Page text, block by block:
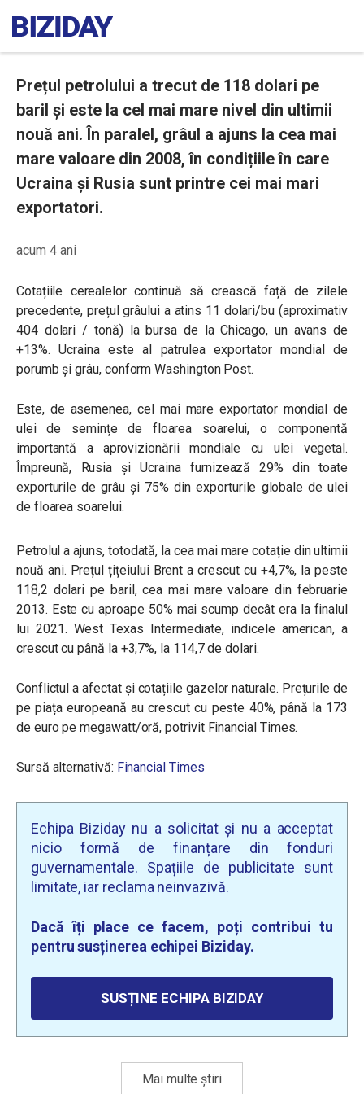
Prețul petrolului a trecut de 118 dolari pe
baril și este la cel mai mare nivel din ultimii
nouă ani. În paralel, grâul a ajuns la cea mai
mare valoare din 2008, în condițiile în care
Ucraina și Rusia sunt printre cei mai mari
exportatori.
acum 4 ani
Cotațiile cerealelor continuă să crească față de zilele
precedente, prețul grâului a atins 11 dolari/bu (aproximativ
404 dolari / tonă) la bursa de la Chicago, un avans de
+13%. Ucraina este al patrulea exportator mondial de
porumb și grâu, conform Washington Post.
Este, de asemenea, cel mai mare exportator mondial de
ulei de semințe de floarea soarelui, o componentă
importantă a aprovizionării mondiale cu ulei vegetal.
Împreună, Rusia și Ucraina furnizează 29% din toate
exporturile de grâu și 75% din exporturile globale de ulei
de floarea soarelui.
Petrolul a ajuns, totodată, la cea mai mare cotație din ultimii
nouă ani. Prețul țițeiului Brent a crescut cu +4,7%, la peste
118,2 dolari pe baril, cea mai mare valoare din februarie
2013. Este cu aproape 50% mai scump decât era la finalul
lui 2021. West Texas Intermediate, indicele american, a
crescut cu până la +3,7%, la 114,7 de dolari.
Conflictul a afectat și cotațiile gazelor naturale. Prețurile de
pe piața europeană au crescut cu peste 40%, până la 173
de euro pe megawatt/oră, potrivit Financial Times.
Sursă alternativă: Financial Times
Echipa Biziday nu a solicitat și nu a acceptat
nicio formă de finanțare din fonduri
guvernamentale. Spațiile de publicitate sunt
limitate, iar reclama neinvazivă.
Dacă îți place ce facem, poți contribui tu
pentru susținerea echipei Biziday.
SUSȚINE ECHIPA BIZIDAY
Mai multe știri